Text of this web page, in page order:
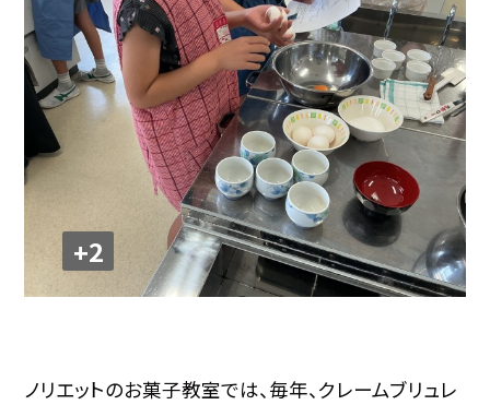
+2
ノリエットのお菓子教室では、毎年、クレームブリュレ